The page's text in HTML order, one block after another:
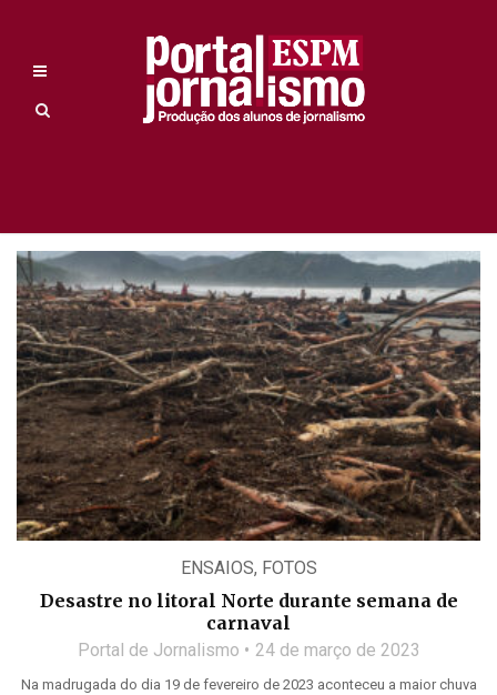
ENSAIOS, FOTOS
Desastre no litoral Norte durante semana de
carnaval
Portal de Jornalismo 24 de março de 2023
Na madrugada do dia 19 de fevereiro de 2023 aconteceu a maior chuva